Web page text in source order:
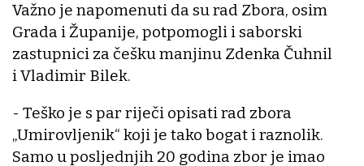
Važno je napomenuti da su rad Zbora, osim
Grada i Županije, potpomogli i saborski
zastupnici za češku manjinu Zdenka Čuhnil
i Vladimir Bilek.
- Teško je s par riječi opisati rad zbora
„Umirovljenik“ koji je tako bogat i raznolik.
Samo u posljednjih 20 godina zbor je imao